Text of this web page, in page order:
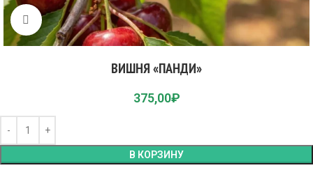
Click to enlarge
ВИШНЯ «ПАНДИ»
375,00₽
В КОРЗИНУ